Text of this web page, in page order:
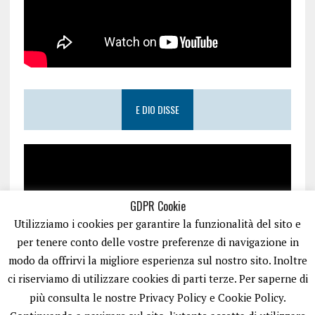
E DIO DISSE
GDPR Cookie
Utilizziamo i cookies per garantire la funzionalità del sito e
per tenere conto delle vostre preferenze di navigazione in
modo da offrirvi la migliore esperienza sul nostro sito. Inoltre
ci riserviamo di utilizzare cookies di parti terze. Per saperne di
più consulta le nostre Privacy Policy e Cookie Policy.